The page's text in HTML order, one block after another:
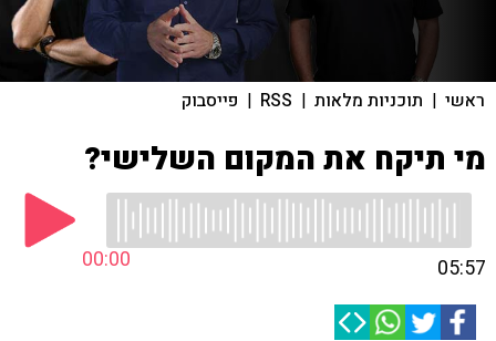
ראשי | תוכניות מלאות |
RSS
| פייסבוק
מי תיקח את המקום השלישי?
00:00 05:57